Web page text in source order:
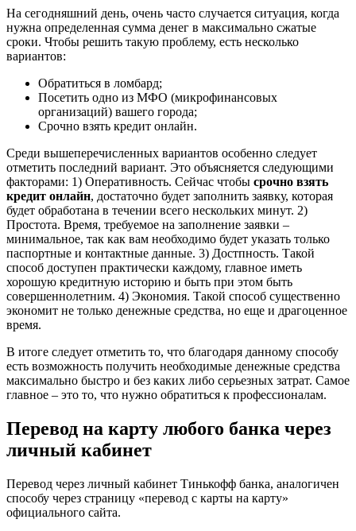
На сегодняшний день, очень часто случается ситуация, когда
нужна определенная сумма денег в максимально сжатые
сроки. Чтобы решить такую проблему, есть несколько
вариантов:
Обратиться в ломбард;
Посетить одно из МФО (микрофинансовых
организаций) вашего города;
Срочно взять кредит онлайн.
Среди вышеперечисленных вариантов особенно следует
отметить последний вариант. Это объясняется следующими
факторами: 1) Оперативность. Сейчас чтобы срочно взять
кредит онлайн, достаточно будет заполнить заявку, которая
будет обработана в течении всего нескольких минут. 2)
Простота. Время, требуемое на заполнение заявки –
минимальное, так как вам необходимо будет указать только
паспортные и контактные данные. 3) Достпность. Такой
способ доступен практически каждому, главное иметь
хорошую кредитную историю и быть при этом быть
совершеннолетним. 4) Экономия. Такой способ существенно
экономит не только денежные средства, но еще и драгоценное
время.
В итоге следует отметить то, что благодаря данному способу
есть возможность получить необходимые денежные средства
максимально быстро и без каких либо серьезных затрат. Самое
главное – это то, что нужно обратиться к профессионалам.
Перевод на карту любого банка через
личный кабинет
Перевод через личный кабинет Тинькофф банка, аналогичен
способу через страницу «перевод с карты на карту»
официального сайта.